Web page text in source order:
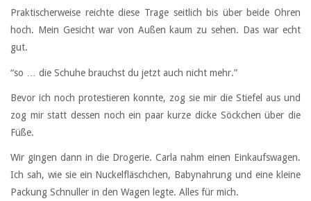
Praktischerweise reichte diese Trage seitlich bis über beide Ohren
hoch. Mein Gesicht war von Außen kaum zu sehen. Das war echt
gut.
“so … die Schuhe brauchst du jetzt auch nicht mehr.”
Bevor ich noch protestieren konnte, zog sie mir die Stiefel aus und
zog mir statt dessen noch ein paar kurze dicke Söckchen über die
Füße.
Wir gingen dann in die Drogerie. Carla nahm einen Einkaufswagen.
Ich sah, wie sie ein Nuckelfläschchen, Babynahrung und eine kleine
Packung Schnuller in den Wagen legte. Alles für mich.